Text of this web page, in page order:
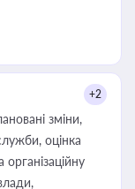
+2
зміни,
оцінка